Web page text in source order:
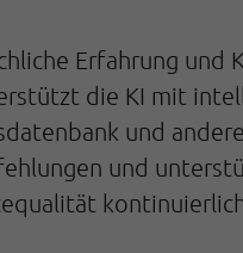
Erfahrung und
die KI mit
und
und